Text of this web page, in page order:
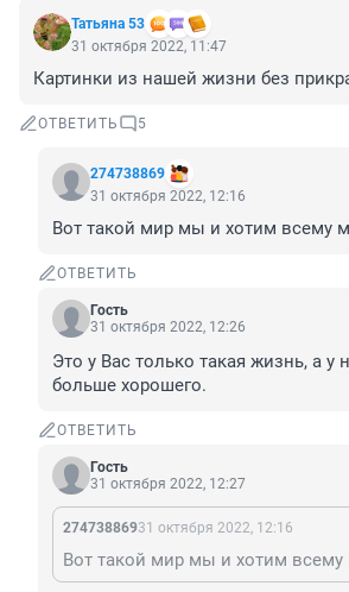
Татьяна 53
31 октября 2022, 11:47
Картинки из нашей жизни без
ОТВЕТИТЬ 5
274738869
31 октября 2022, 12:16
Вот такой мир мы и хотим всему
ОТВЕТИТЬ
Гость
31 октября 2022, 12:26
Это у Вас только такая жизнь, а у
больше хорошего.
ОТВЕТИТЬ
Гость
31 октября 2022, 12:27
27473886931 октября 2022, 12:16
Вот такой мир мы и хотим всему